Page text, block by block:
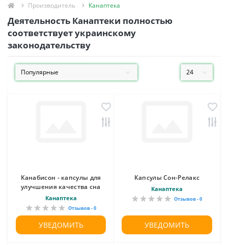
Производитель Канаптека
Деятельность Канаптеки полностью
соответствует украинскому
законодательству
Канабисон - капсулы для
улучшения качества сна
Канаптека
Отзывов - 0
УВЕДОМИТЬ
Капсулы Сон-Релакс
Канаптека
Отзывов - 0
УВЕДОМИТЬ